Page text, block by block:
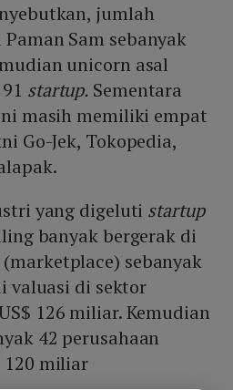
jumlah
Sam sebanyak
unicorn asal
startup. Sementara
masih memiliki empat
Go-Jek, Tokopedia,
yang digeluti startup
banyak bergerak di
(marketplace) sebanyak
valuasi di sektor
126 miliar. Kemudian
42 perusahaan
120 miliar